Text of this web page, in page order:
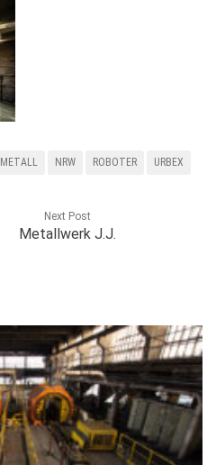
METALL NRW ROBOTER URBEX
Next Post
Metallwerk J.J.